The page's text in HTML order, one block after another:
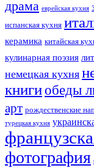
драма еврейская кухня
испанская кухня
керамика китайская
кулинарная поэзия
немецкая кухня
книгиобеды
арт рождественские
турецкая кухня
фотография